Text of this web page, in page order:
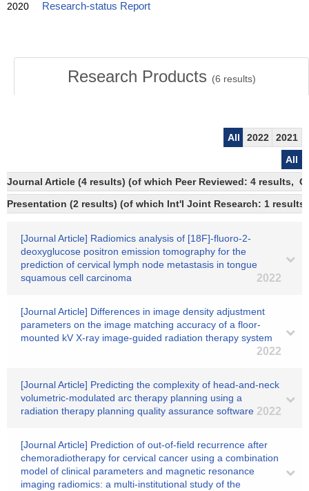
2020 Research-status Report
Research Products (6 results)
All 2022
2021
All
Journal Article (4 results) (of which Peer Reviewed: 4 results,
Presentation (2 results) (of which Int'l Joint Research: 1 results)
[Journal Article] Radiomics analysis of [18F]-fluoro-2-
deoxyglucose positron emission tomography for the
prediction of cervical lymph node metastasis in tongue
squamous cell carcinoma
2022
[Journal Article] Differences in image density adjustment
parameters on the image matching accuracy of a floor‐
mounted kV X‐ray image‐guided radiation therapy system
2022
[Journal Article] Predicting the complexity of head-and-neck
volumetric-modulated arc therapy planning using a
radiation therapy planning quality assurance software 2022
[Journal Article] Prediction of out-of-field recurrence after
chemoradiotherapy for cervical cancer using a combination
model of clinical parameters and magnetic resonance
imaging radiomics: a multi-institutional study of the